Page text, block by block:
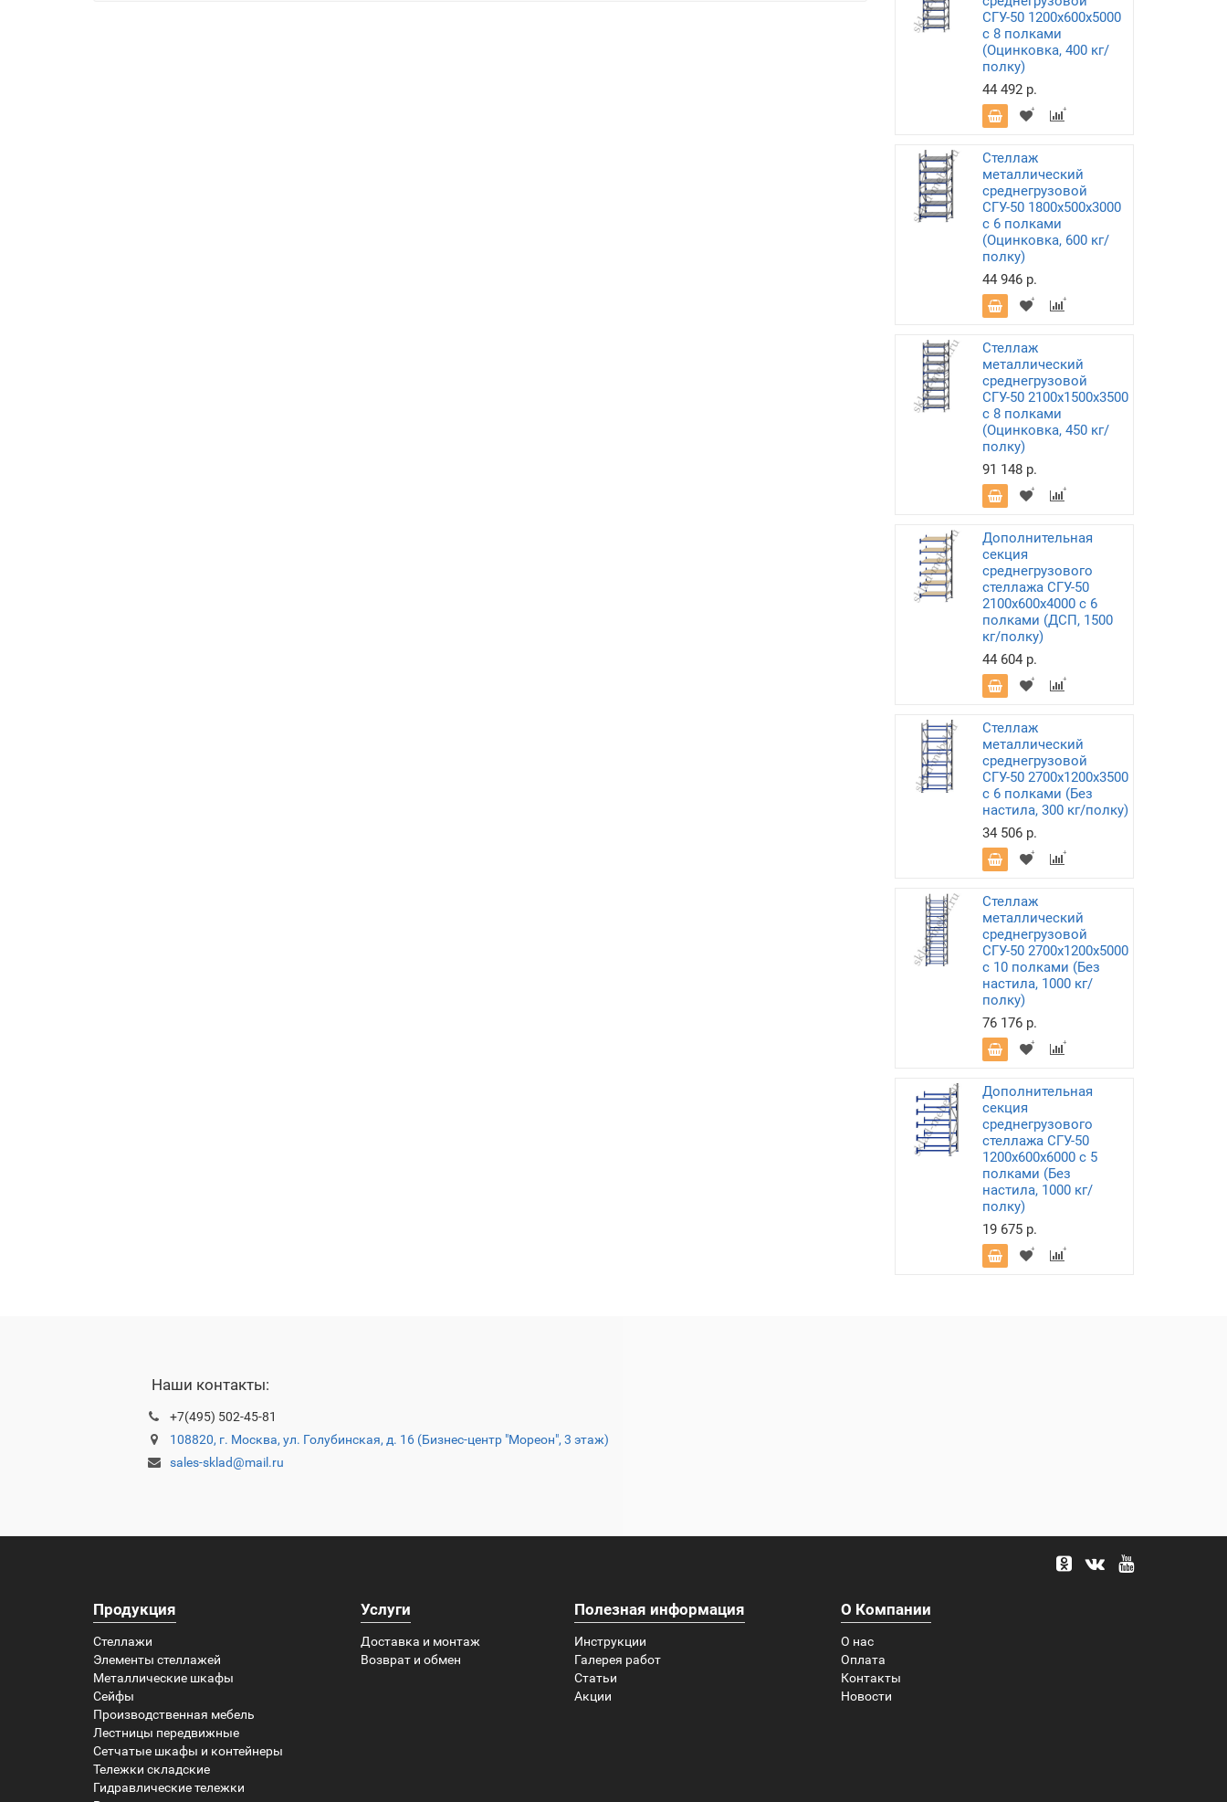
СГУ-50 1200х600х5000
с 8 полками
(Оцинковка, 400 кг/
полку)
44 492 р.
Стеллаж
металлический
среднегрузовой
СГУ-50 1800х500х3000
с 6 полками
(Оцинковка, 600 кг/
полку)
44 946 р.
Стеллаж
металлический
среднегрузовой
СГУ-50 2100х1500х3500
с 8 полками
(Оцинковка, 450 кг/
полку)
91 148 р.
Дополнительная
секция
среднегрузового
стеллажа СГУ-50
2100х600х4000 с 6
полками (ДСП, 1500
кг/полку)
44 604 р.
Стеллаж
металлический
среднегрузовой
СГУ-50 2700х1200х3500
с 6 полками (Без
настила, 300 кг/полку)
34 506 р.
Стеллаж
металлический
среднегрузовой
СГУ-50 2700х1200х5000
с 10 полками (Без
настила, 1000 кг/
полку)
76 176 р.
Дополнительная
секция
среднегрузового
стеллажа СГУ-50
1200х600х6000 с 5
полками (Без
настила, 1000 кг/
полку)
19 675 р.
Наши контакты:
+7(495) 502-45-81
108820, г. Москва, ул. Голубинская, д. 16 (Бизнес-центр "Мореон", 3 этаж)
sales-sklad@mail.ru
Продукция
Стеллажи
Элементы стеллажей
Металлические шкафы
Сейфы
Производственная мебель
Лестницы передвижные
Сетчатые шкафы и контейнеры
Тележки складские
Гидравлические тележки
Услуги
Доставка и монтаж
Возврат и обмен
Полезная информация
Инструкции
Галерея работ
Статьи
Акции
О Компании
О нас
Оплата
Контакты
Новости